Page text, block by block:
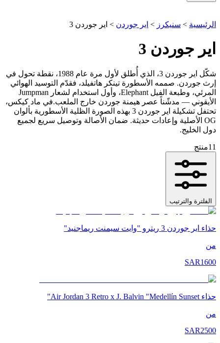
الرئيسية > سنيكرز > اير جوردن > اير جوردن 3
اير جوردن 3
شكّل اير جوردن 3، الذي أُطلق لأول مرة عام 1988، نقطة تحول في
إرث جوردن. صممه الأسطورة تينكر هاتفيلد، فقدّم التوسيد الهوائي
المرئي، وطبعة الفيل Elephant، وأول استخدام لشعار Jumpman
الأيقوني — مدشّناً عصر هيمنة جوردن خارج الملعب.في ماد كيكس،
تحتفل تشكيلة اير جوردن 3 بهذه الصورة الظلية الأسطورية بألوان
OG الأصلية وإعادات حديثة. ضمان الأصالة وتوصيل سريع لجميع
دول الخليج.
11منتج
الفلترة والترتيب
حذاء اير جوردن 3 ريترو "وايت سيمنت ريماجنيد"
من
SAR1600
حذاء Air Jordan 3 Retro x J. Balvin "Medellín Sunset"
من
SAR2500